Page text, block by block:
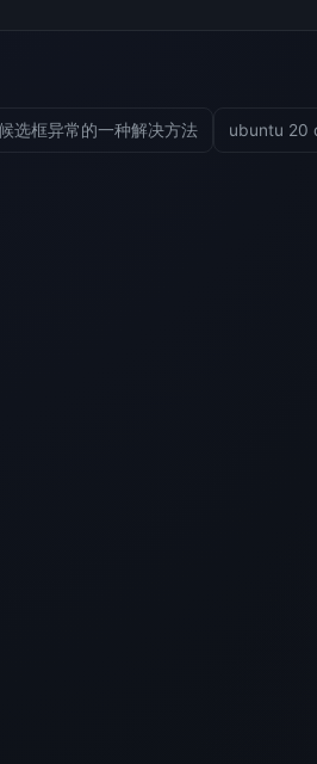
选框异常的一种解决方法 ubuntu 20